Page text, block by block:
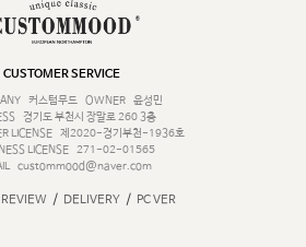
CUSTOMER SERVICE
커스텀무드 OWNER
윤성민
경기도 부천시 장말로 260 3층
LICENSE
제2020-경기부천-1936호
LICENSE 271-02-01565
custommood@naver.com
REVIEW / DELIVERY / PC VER